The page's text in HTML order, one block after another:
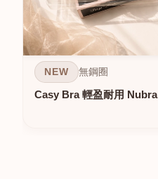
NEW 無鋼圈
Casy Bra 輕盈耐用 Nubra